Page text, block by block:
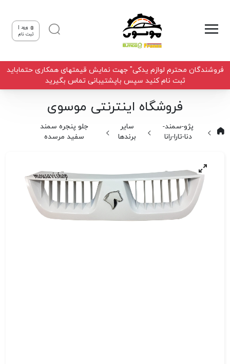
ورود |
ثبت نام
فروشندگان محترم لوازم یدکی" جهت نمایش قیمتهای همکاری حتماباید
ثبت نام کنید سپس باپشتیبانی تماس بگیرید
فروشگاه اینترنتی موسوی
پژو-سمند-
دنا-تارا-رانا
سایر
برندها
جلو پنجره سمند
سفید مرسده